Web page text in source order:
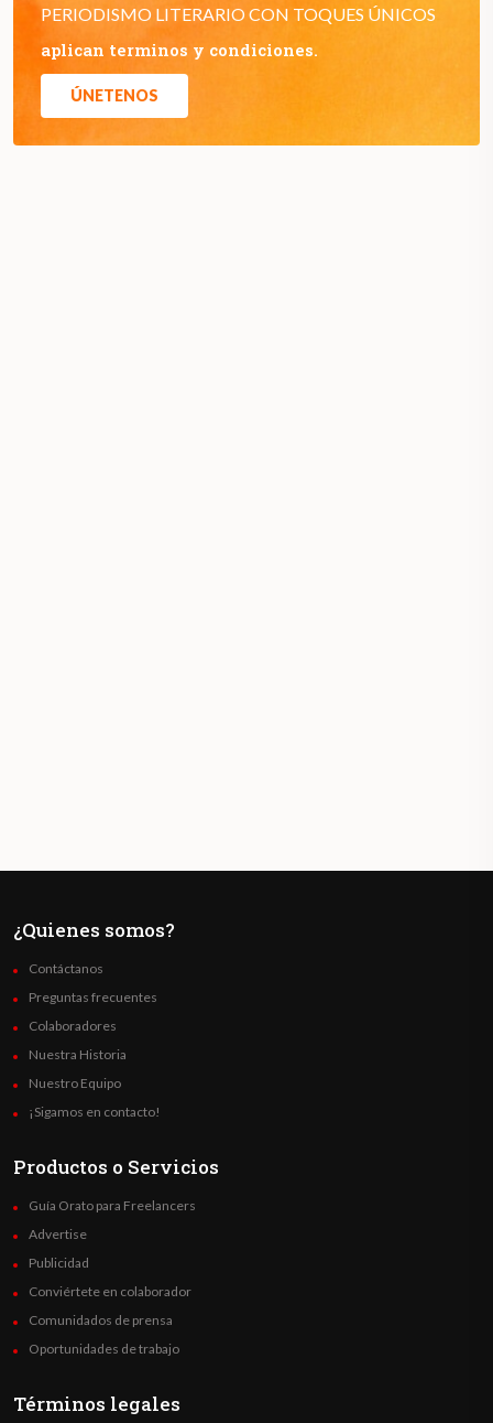
PERIODISMO LITERARIO CON TOQUES ÚNICOS
aplican terminos y condiciones.
ÚNETENOS
¿Quienes somos?
Contáctanos
Preguntas frecuentes
Colaboradores
Nuestra Historia
Nuestro Equipo
¡Sigamos en contacto!
Productos o Servicios
Guía Orato para Freelancers
Advertise
Publicidad
Conviértete en colaborador
Comunidados de prensa
Oportunidades de trabajo
Términos legales